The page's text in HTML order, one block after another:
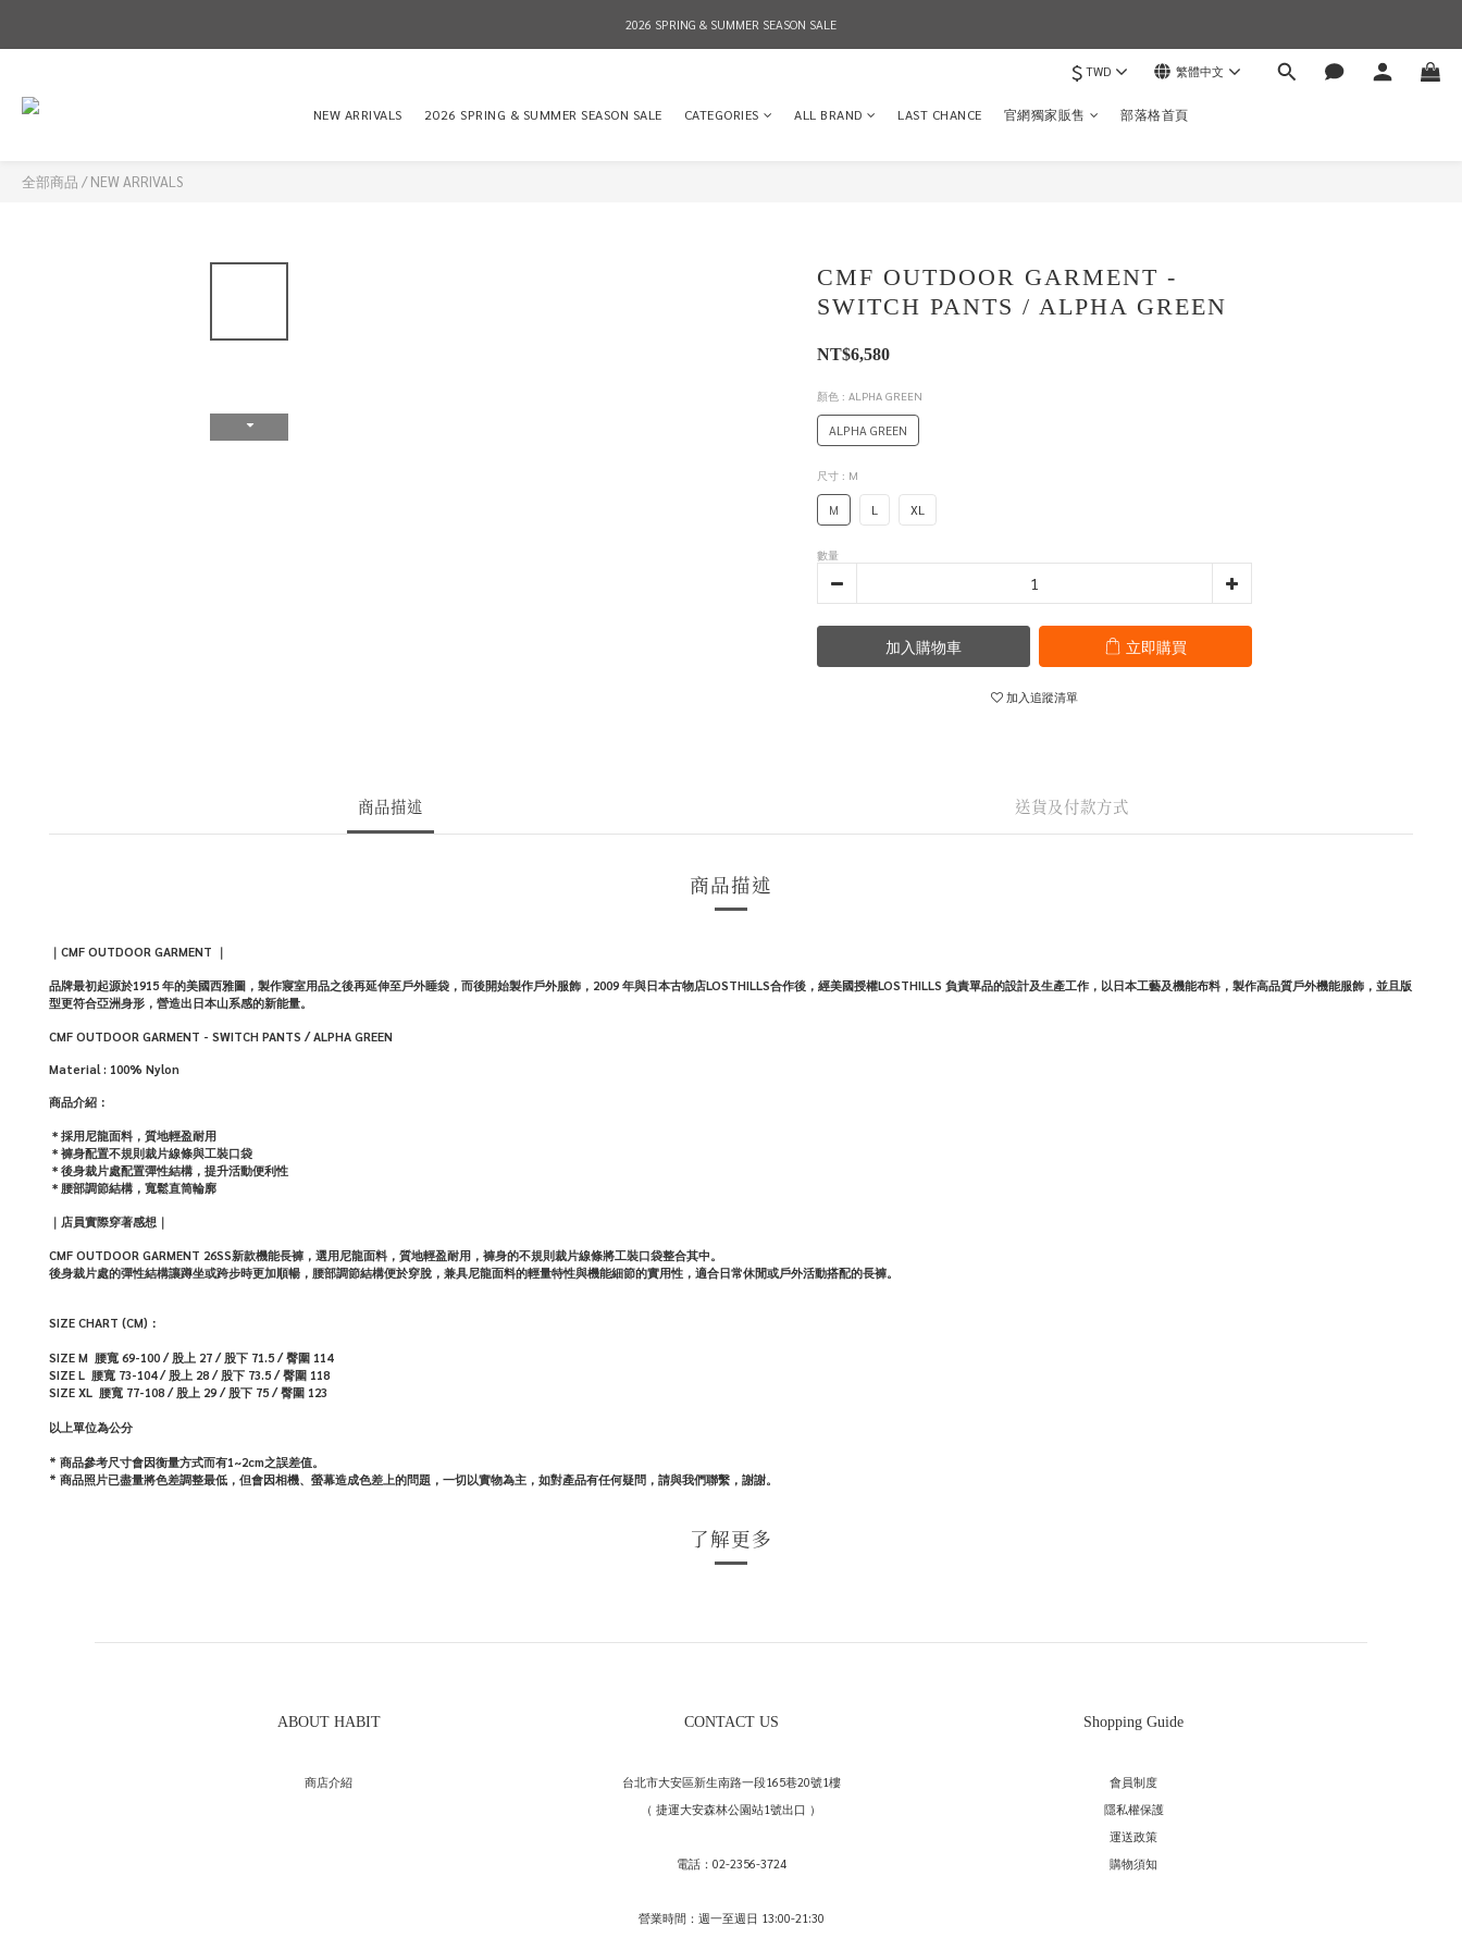
2026 SPRING & SUMMER SEASON SALE
2026 SPRING & SUMMER SEASON SALE
2026 SPRING & SUMMER SEASON SALE
$ TWD 繁體中文
NEW ARRIVALS 2026 SPRING & SUMMER SEASON SALE CATEGORIES ALL BRAND LAST CHANCE 官網獨家販售 部落格首頁
全部商品 /NEW ARRIVALS
CMF OUTDOOR GARMENT -
SWITCH PANTS / ALPHA GREEN
NT$6,580
顏色 : ALPHA GREEN
ALPHA GREEN
尺寸 : M
M L XL
數量
加入購物車 立即購買
加入追蹤清單
商品描述 送貨及付款方式
商品描述
｜CMF OUTDOOR GARMENT ｜
品牌最初起源於1915 年的美國西雅圖，製作寢室用品之後再延伸至戶外睡袋，而後開始製作戶外服飾， 2009 年與日本古物店LOSTHILLS合作後，經美國授權LOSTHILLS 負責單品的設計及生產工作，以日本工藝及機能布料，製作高品質戶外機能服飾，並且版
型更符合亞洲身形，營造出日本山系感的新能量。
CMF OUTDOOR GARMENT - SWITCH PANTS / ALPHA GREEN
Material : 100% Nylon
商品介紹：
＊採用尼龍面料，質地輕盈耐用
＊褲身配置不規則裁片線條與工裝口袋
＊後身裁片處配置彈性結構，提升活動便利性
＊腰部調節結構，寬鬆直筒輪廓
｜店員實際穿著感想｜
CMF OUTDOOR GARMENT 26SS新款機能長褲，選用尼龍面料，質地輕盈耐用，褲身的不規則裁片線條將工裝口袋整合其中。
後身裁片處的彈性結構讓蹲坐或跨步時更加順暢，腰部調節結構便於穿脫，兼具尼龍面料的輕量特性與機能細節的實用性，適合日常休閒或戶外活動搭配的長褲。
SIZE CHART (CM)：
SIZE M 腰寬 69-100 / 股上 27 / 股下 71.5 /臀圍 114
SIZE L 腰寬 73-104/ 股上 28 / 股下 73.5 /臀圍 118
SIZE XL 腰寬 77-108 / 股上 29 / 股下 75 /臀圍 123
以上單位為公分
* 商品參考尺寸會因衡量方式而有1~2cm之誤差值。
* 商品照片已盡量將色差調整最低，但會因相機、螢幕造成色差上的問題，一切以實物為主，如對產品有任何疑問，請與我們聯繫，謝謝。
了解更多
ABOUT HABIT
商店介紹
CONTACT US
台北市大安區新生南路一段165巷20號1樓
（ 捷運大安森林公園站1號出口 ）
電話：02-2356-3724
營業時間：週一至週日 13:00-21:30
Shopping Guide
會員制度
隱私權保護
運送政策
購物須知